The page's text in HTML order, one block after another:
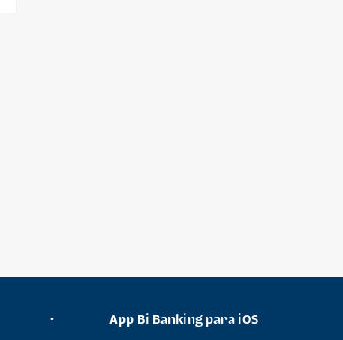
• App Bi Banking para iOS